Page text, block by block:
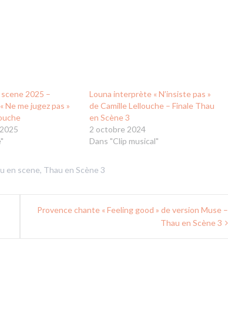
2025 –
Ne me jugez pas »
Louna interprète « N’insiste pas »
de Camille Lellouche – Finale Thau
en Scène 3
2 octobre 2024
Dans "Clip musical"
en scene, Thau en Scène 3
Provence chante « Feeling good » de version Muse –
Thau en Scène 3